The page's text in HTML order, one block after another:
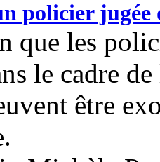
policier
que les
le cadre
être